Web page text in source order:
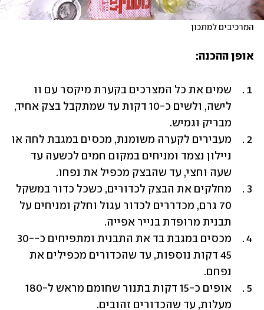
המרכיבים למתכון
אופן ההכנה:
מבריק וגמיש.
שעה וחצי, עד שהבצק מכפיל את נפחו.
תבנית מרופדת בנייר אפייה.
מכסים במגבת בד את התבנית ומתפיחים כ-30-
45 דקות נוספות, עד שהכדורים מכפילים את
נפחם.
אופים כ-15 דקות בתנור שחומם מראש ל-180
מעלות, עד שהכדורים זהובים.